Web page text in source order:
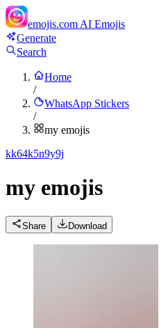
emojis.com AI Emojis
Generate
Search
Home
/
WhatsApp Stickers
/
my emojis
kk64k5n9y9j
my emojis
Share Download